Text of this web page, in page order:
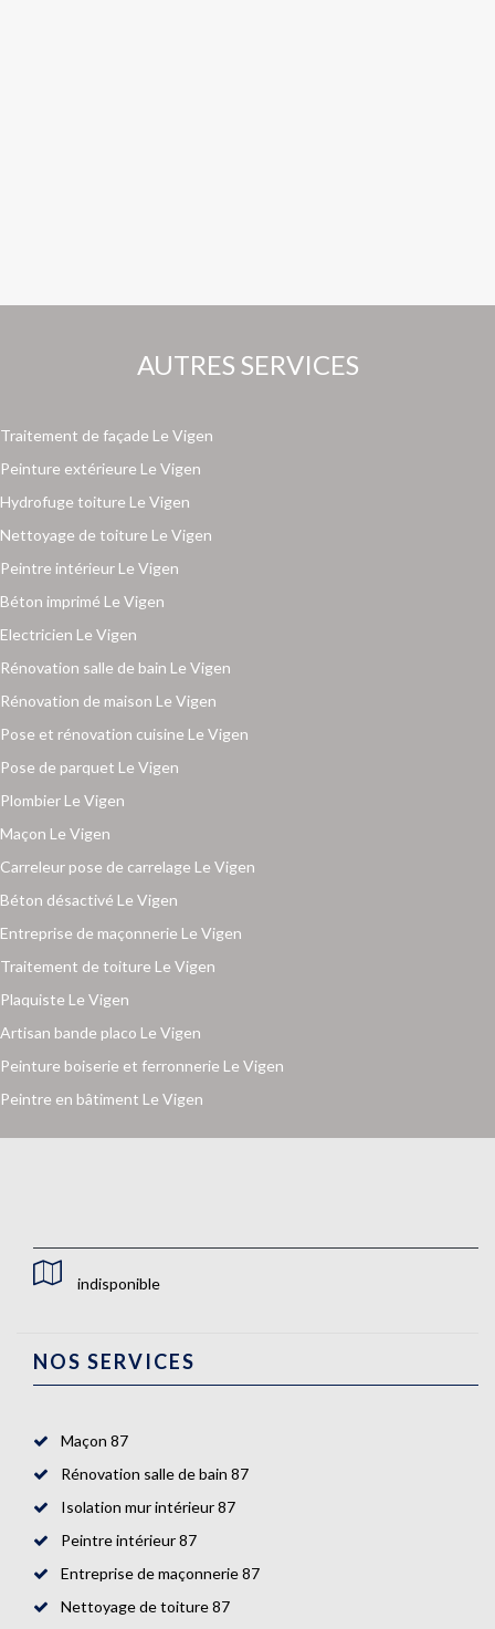
AUTRES SERVICES
Traitement de façade Le Vigen
Peinture extérieure Le Vigen
Hydrofuge toiture Le Vigen
Nettoyage de toiture Le Vigen
Peintre intérieur Le Vigen
Béton imprimé Le Vigen
Electricien Le Vigen
Rénovation salle de bain Le Vigen
Rénovation de maison Le Vigen
Pose et rénovation cuisine Le Vigen
Pose de parquet Le Vigen
Plombier Le Vigen
Maçon Le Vigen
Carreleur pose de carrelage Le Vigen
Béton désactivé Le Vigen
Entreprise de maçonnerie Le Vigen
Traitement de toiture Le Vigen
Plaquiste Le Vigen
Artisan bande placo Le Vigen
Peinture boiserie et ferronnerie Le Vigen
Peintre en bâtiment Le Vigen
indisponible
NOS SERVICES
Maçon 87
Rénovation salle de bain 87
Isolation mur intérieur 87
Peintre intérieur 87
Entreprise de maçonnerie 87
Nettoyage de toiture 87